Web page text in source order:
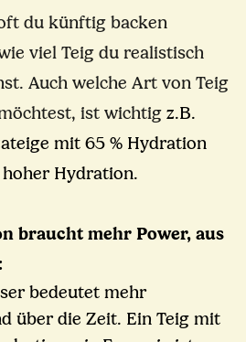
du künftig backen
viel Teig du realistisch
Auch welche Art von Teig
ist wichtig z.B.
mit 65 % Hydration
Hydration.
braucht mehr Power, aus
bedeutet mehr
über die Zeit. Ein Teig mit